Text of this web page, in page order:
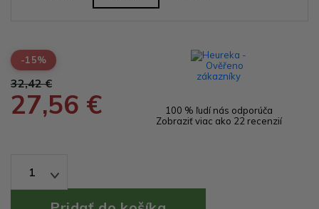
-15%
32,42 €
27,56 €
100 % ľudí nás odporúča
Zobraziť viac ako 22 recenzií
1